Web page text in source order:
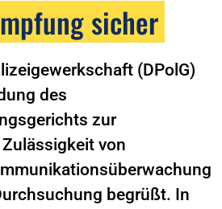
sicher
(DPolG)
des
zur
von
begrüßt. In